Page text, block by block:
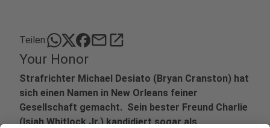
Teilen: mailopen_in_new
Your Honor
Strafrichter Michael Desiato (Bryan Cranston) hat
sich einen Namen in New Orleans feiner
Gesellschaft gemacht. Sein bester Freund Charlie
(Isiah Whitlock Jr.) kandidiert sogar als